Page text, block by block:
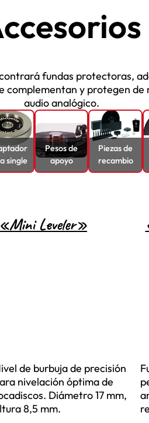
fundas protectoras,
complementan y protegen de
audio analógico.
single
Pesos de
apoyo
Piezas de
recambio
«Mini Leveler»
de burbuja de precisión
nivelación óptima de
Diámetro 17 mm,
8,5 mm.